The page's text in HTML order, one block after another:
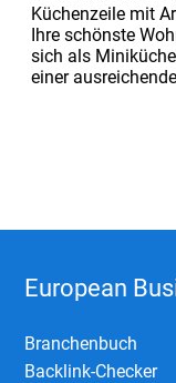
Küchenzeile mit
Ihre schönste
sich als
einer
European
Branchenbuch
Backlink-Checker